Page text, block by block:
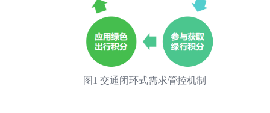
图1 交通闭环式需求管控机制